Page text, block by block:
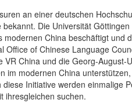
an einer deutschen
Die Universität
China beschäftigt und
of Chinese Language
China und die Georg-
im modernen China
Initiative werden einmalige
ihresgleichen suchen.